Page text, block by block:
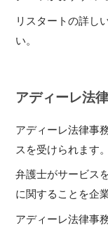
リスタートの詳し
い。
アディーレ法
アディーレ法律事
スを受けられます。
弁護士がサービス
に関することを企
アディーレ法律事